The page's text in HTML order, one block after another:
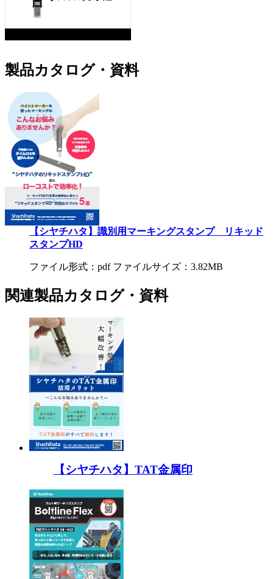
製品カタログ・資料
【シヤチハタ】識別用マーキングスタンプ リキッド
スタンプHD
ファイル形式：pdf ファイルサイズ：3.82MB
関連製品カタログ・資料
【シヤチハタ】TAT金属印